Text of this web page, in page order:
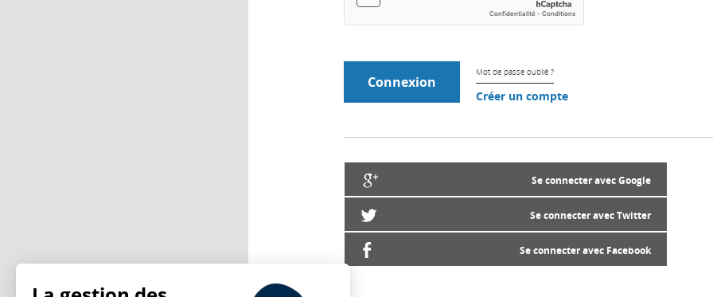
Mot de passe oublié ?
Créer un compte
Se connecter avec Google
Se connecter avec Twitter
Se connecter avec Facebook